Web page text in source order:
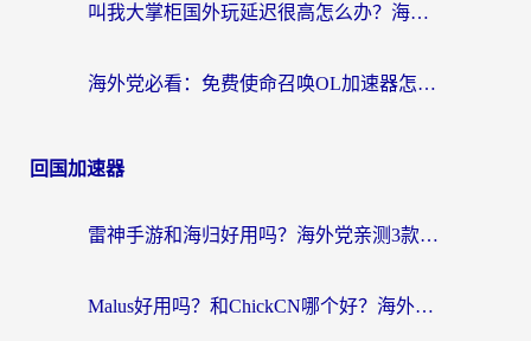
叫我大掌柜国外玩延迟很高怎么办？海外党亲测的国服游戏加速全攻略
海外党必看：免费使命召唤OL加速器怎么选？3个国服游戏加速痛点一次性解决
回国加速器
雷神手游和海归好用吗？海外党亲测3款热门回国加速器+番茄加速器深度体验
Malus好用吗？和ChickCN哪个好？海外党亲测：选对回国加速器，追剧游戏不卡顿